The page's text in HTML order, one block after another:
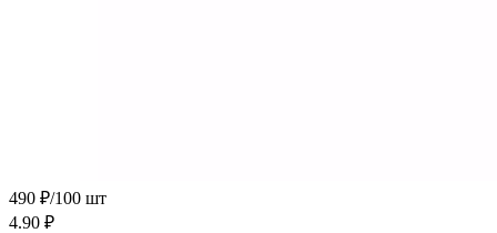
490 ₽/100 шт
4.90 ₽